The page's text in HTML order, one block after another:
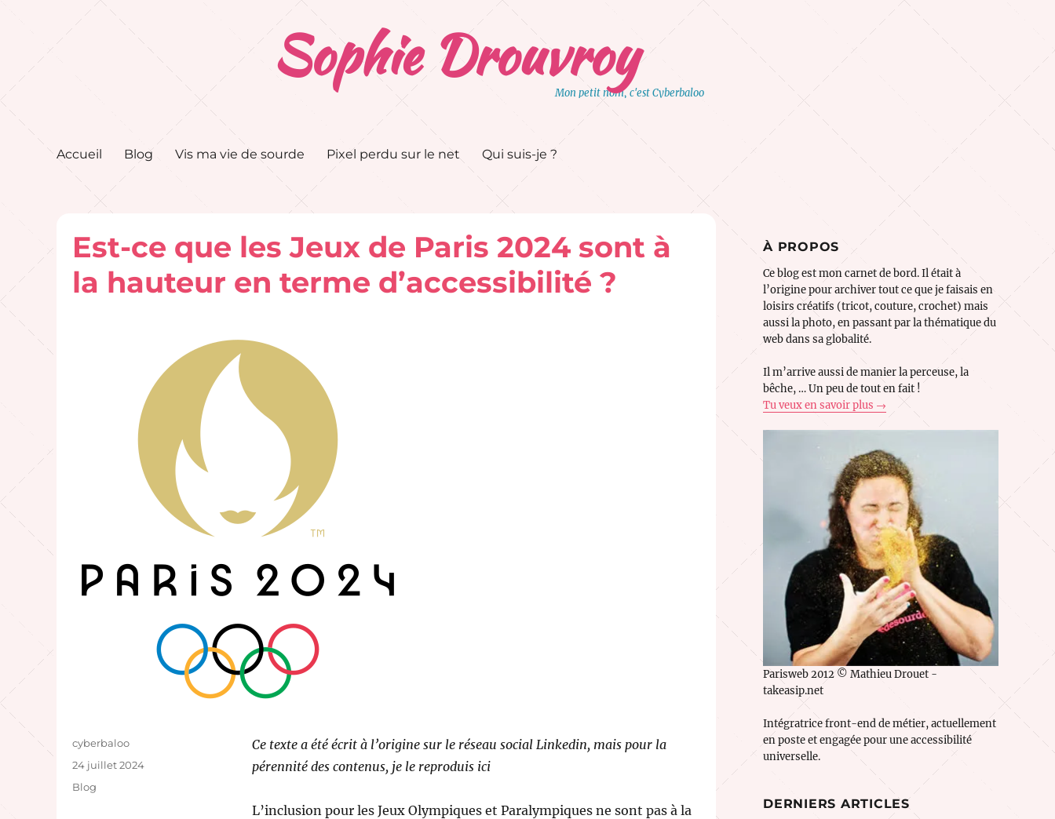
Sophie Drouvroy
Mon petit nom, c'est Cyberbaloo
Accueil Blog Vis ma vie de sourde Pixel perdu sur le net Qui suis-je ?
Est-ce que les Jeux de Paris 2024 sont à
la hauteur en terme d’accessibilité ?
Ce texte a été écrit à l’origine sur le réseau social Linkedin, mais pour la
pérennité des contenus, je le reproduis ici
L’inclusion pour les Jeux Olympiques et Paralympiques ne sont pas à la
Auteur
cyberbaloo
Publié
24 juillet 2024
Catégories
Blog
À PROPOS
Ce blog est mon carnet de bord. Il était à
l’origine pour archiver tout ce que je faisais en
loisirs créatifs (tricot, couture, crochet) mais
aussi la photo, en passant par la thématique du
web dans sa globalité.
Il m’arrive aussi de manier la perceuse, la
bêche, … Un peu de tout en fait !
Tu veux en savoir plus →
Parisweb 2012 © Mathieu Drouet -
takeasip.net
Intégratrice front-end de métier, actuellement
en poste et engagée pour une accessibilité
universelle.
DERNIERS ARTICLES